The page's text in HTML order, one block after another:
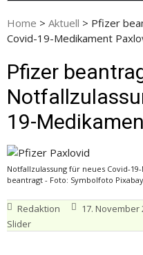
Home > Aktuell > Pfizer
Covid-19-Medikament
Pfizer
19-
Notfallzulassung für neues Covid-
beantragt - Foto: Symbolfoto
Redaktion 17. November
Slider